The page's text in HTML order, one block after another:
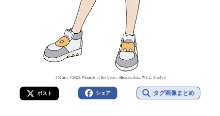
ポスト シェア タグ画像まとめ